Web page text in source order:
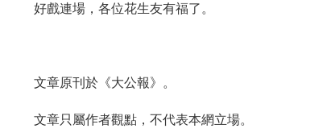
好戲連場，各位花生友有福了。
文章原刊於《大公報》。
文章只屬作者觀點，不代表本網立場。